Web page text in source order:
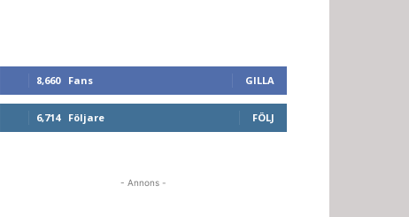
8,660 Fans GILLA
6,714 Följare FÖLJ
- Annons -